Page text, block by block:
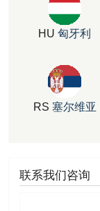
HU 匈牙利
RS 塞尔维亚
联系我们咨询